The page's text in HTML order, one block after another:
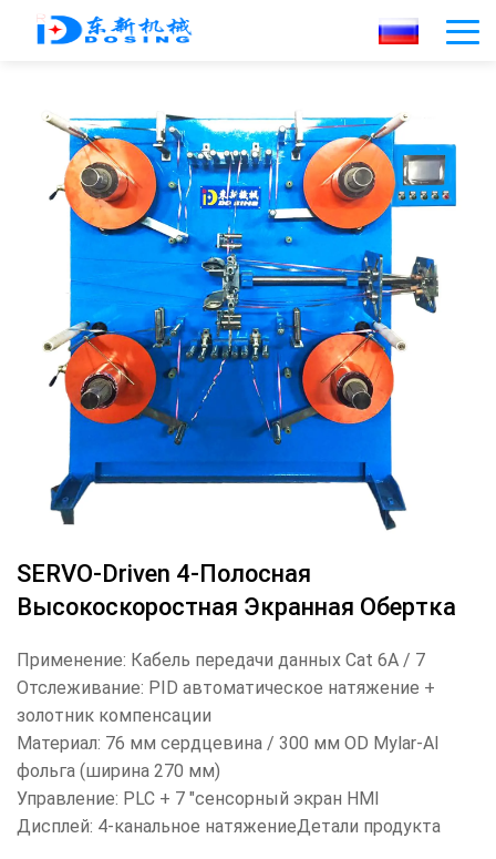
SERVO-Driven 4-Полосная
Высокоскоростная Экранная Обертка
Применение: Кабель передачи данных Cat 6A / 7
Отслеживание: PID автоматическое натяжение +
золотник компенсации
Материал: 76 мм сердцевина / 300 мм OD Mylar-Al
фольга (ширина 270 мм)
Управление: PLC + 7 "сенсорный экран HMI
Дисплей: 4-канальное натяжениеДетали продукта